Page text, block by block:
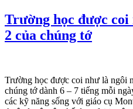
Trường học được
2 của chúng tớ
Trường học được coi như là ngôi
chúng tớ dành 6 – 7 tiếng mỗi
các kỹ năng sống với giáo cụ